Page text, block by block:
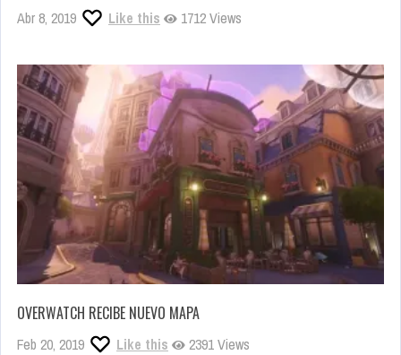
Abr 8, 2019 Like this 1712 Views
OVERWATCH RECIBE NUEVO MAPA
Feb 20, 2019 Like this 2391 Views